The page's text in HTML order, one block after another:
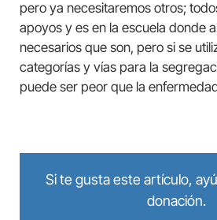
pero ya necesitaremos otros;
apoyos y es en la escuela donde
necesarios que son, pero si se
categorías y vías para la
puede ser peor que la
Si te gusta este artículo,
donación.